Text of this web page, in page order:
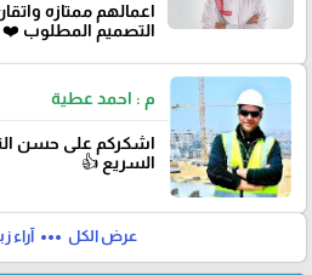
اعمالهم ممتازه
التصميم المطلوب ❤️
م : احمد عطية
اشكركم على حسن
السريع 👍
عرض الكل more_horiz آراء